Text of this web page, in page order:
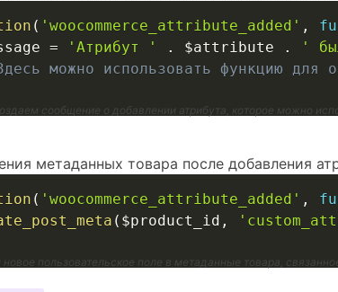
( 'woocommerce_attribute_added' ,
= 'Атрибут ' . $attribute . '
можно использовать функцию для
сообщение о добавлении атрибута, которое можно
метаданных товара после добавления
( 'woocommerce_attribute_added' ,
( $product_id ,
пользовательское поле в метаданные товара,